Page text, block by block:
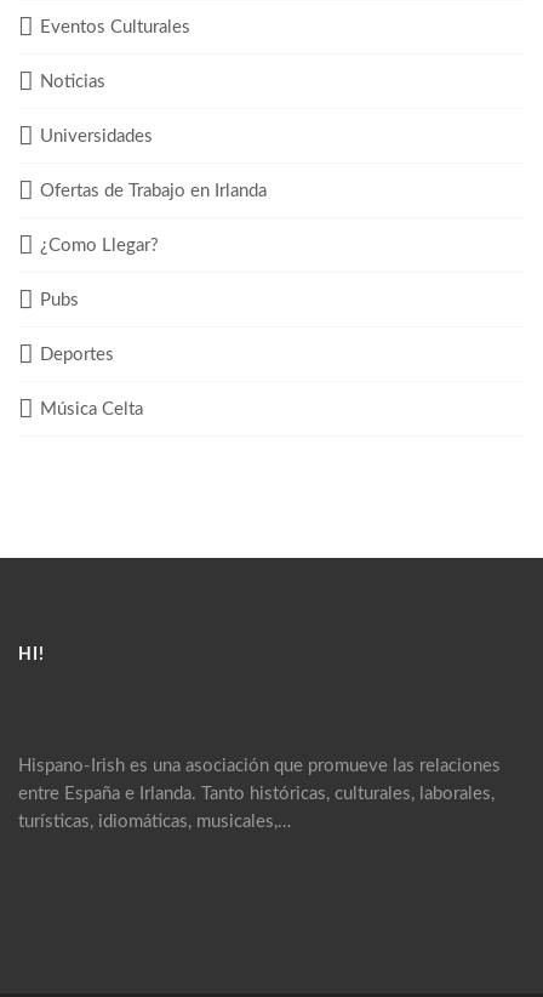
Eventos Culturales
Noticias
Universidades
Ofertas de Trabajo en Irlanda
¿Como Llegar?
Pubs
Deportes
Música Celta
HI!
Hispano-Irish es una asociación que promueve las relaciones
entre España e Irlanda. Tanto históricas, culturales, laborales,
turísticas, idiomáticas, musicales,…